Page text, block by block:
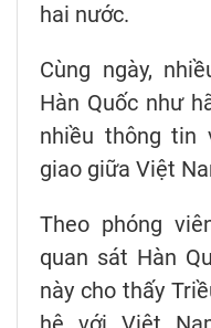
hai nước.
Cùng ngày,
Hàn Quốc như
nhiều thông tin
giao giữa Việt
Theo phóng
quan sát Hàn
này cho thấy